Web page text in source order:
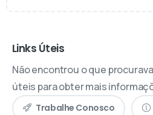
Links Úteis
Não encontrou o que
úteis para obter mais
Trabalhe Conosco